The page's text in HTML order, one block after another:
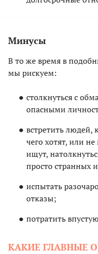
Минусы
В то же время в
мы рискуем:
столкнуться с
опасными
встретить
чего хотят, или не
ищут,
просто странных
испытать
отказы;
потратить
КАКИЕ ГЛАВНЫЕ